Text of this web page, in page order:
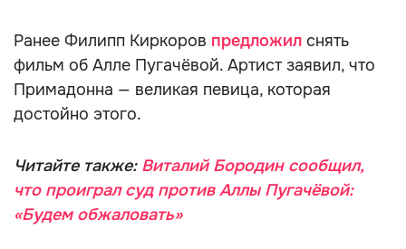
Ранее Филипп Киркоров предложил снять
фильм об Алле Пугачёвой. Артист заявил, что
Примадонна — великая певица, которая
достойно этого.
Читайте также: Виталий Бородин сообщил,
что проиграл суд против Аллы Пугачёвой:
«Будем обжаловать»